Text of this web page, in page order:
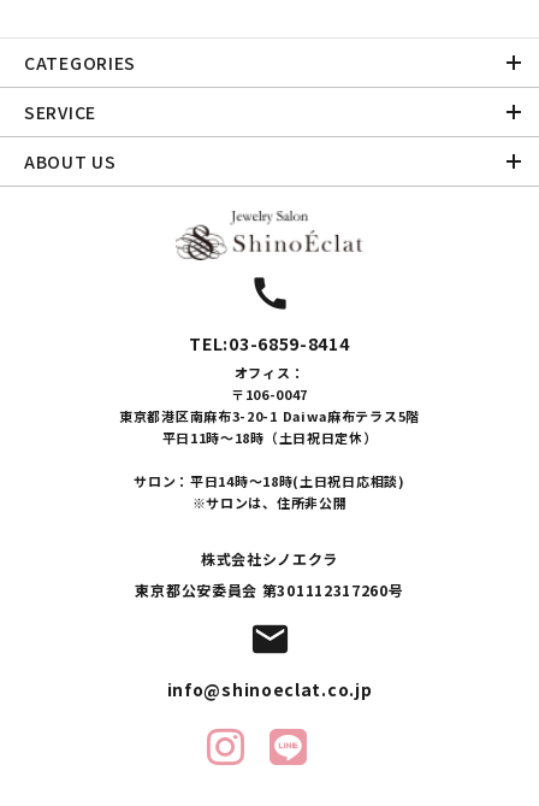
CATEGORIES
SERVICE
ABOUT US
call
TEL:03-6859-8414
オフィス：
〒106-0047
東京都港区南麻布3-20-1 Daiwa麻布テラス5階
平日11時～18時（土日祝日定休）
サロン：平日14時～18時(土日祝日応相談)
※サロンは、住所非公開
株式会社シノエクラ
東京都公安委員会 第301112317260号
mail
info@shinoeclat.co.jp